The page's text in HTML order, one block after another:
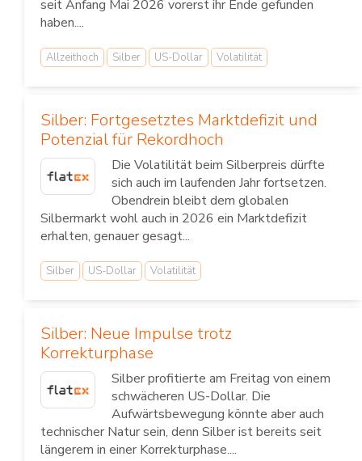
seit Anfang Mai 2026 vorerst ihr Ende gefunden
haben....
Allzeithoch Silber US-Dollar Volatilität
Silber: Fortgesetztes Marktdefizit und
Potenzial für Rekordhoch
Die Volatilität beim Silberpreis dürfte
sich auch im laufenden Jahr fortsetzen.
Obendrein bleibt dem globalen
Silbermarkt wohl auch in 2026 ein Marktdefizit
erhalten, genauer gesagt...
Silber US-Dollar Volatilität
Silber: Neue Impulse trotz
Korrekturphase
Silber profitierte am Freitag von einem
schwächeren US-Dollar. Die
Aufwärtsbewegung könnte aber auch
technischer Natur sein, denn Silber ist bereits seit
längerem in einer Korrekturphase....